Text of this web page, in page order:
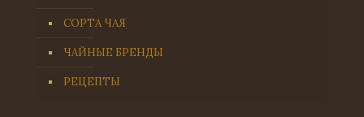
СОРТА ЧАЯ
ЧАЙНЫЕ БРЕНДЫ
РЕЦЕПТЫ